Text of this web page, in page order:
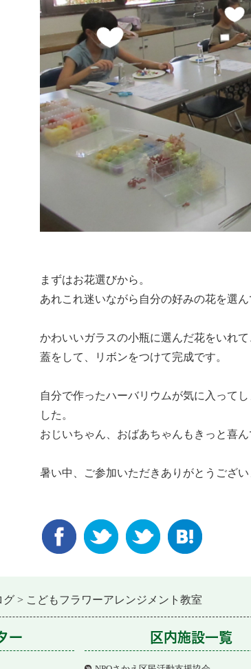
まずはお花選びから。
あれこれ迷いながら自分の好みの花を選ん
かわいいガラスの小瓶に選んだ花をいれて
蓋をして、リボンをつけて完成です。
自分で作ったハーバリウムが気に入って
した。
おじいちゃん、おばあちゃんもきっと喜ん
暑い中、ご参加いただきありがとうござい
グ こどもフラワーアレンジメント教室
ー 区内施設一覧